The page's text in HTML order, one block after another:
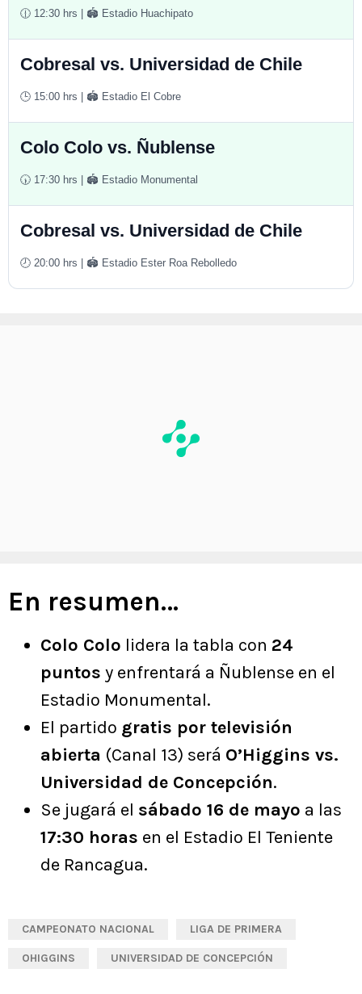
🕧 12:30 hrs | 🏟️ Estadio Huachipato
Cobresal vs. Universidad de Chile
🕒 15:00 hrs | 🏟️ Estadio El Cobre
Colo Colo vs. Ñublense
🕠 17:30 hrs | 🏟️ Estadio Monumental
Cobresal vs. Universidad de Chile
🕗 20:00 hrs | 🏟️ Estadio Ester Roa Rebolledo
En resumen…
Colo Colo lidera la tabla con 24
puntos y enfrentará a Ñublense en el
Estadio Monumental.
El partido gratis por televisión
abierta (Canal 13) será O’Higgins vs.
Universidad de Concepción.
Se jugará el sábado 16 de mayo a las
17:30 horas en el Estadio El Teniente
de Rancagua.
CAMPEONATO NACIONAL LIGA DE PRIMERA
OHIGGINS UNIVERSIDAD DE CONCEPCIÓN